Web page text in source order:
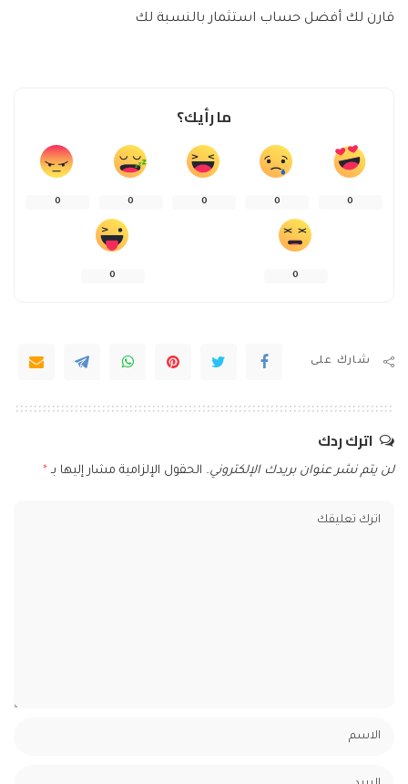
قارن لك أفضل حساب استثمار بالنسبة لك
ما رأيك؟
0
0
0
0
0
0
0
شارك على
اترك ردك
لن يتم نشر عنوان بريدك الإلكتروني. الحقول الإلزامية مشار إليها بـ *